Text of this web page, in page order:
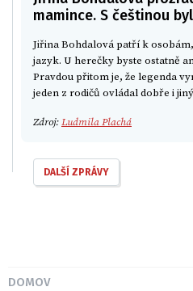
mamince. S češtinou
Jiřina Bohdalová patří k
jazyk. U herečky byste ostatně
Pravdou přitom je, že legenda
jeden z rodičů ovládal dobře i
Zdroj:Ludmila Plachá
DALŠÍ ZPRÁVY
DOMOV